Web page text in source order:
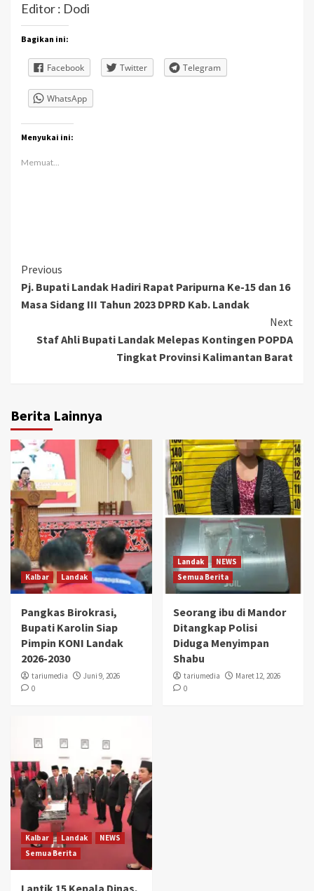
Editor : Dodi
Bagikan ini:
Facebook Twitter Telegram
WhatsApp
Menyukai ini:
Memuat...
Continue
Reading
Previous
Pj. Bupati Landak Hadiri Rapat Paripurna Ke-15 dan 16
Masa Sidang III Tahun 2023 DPRD Kab. Landak
Next
Staf Ahli Bupati Landak Melepas Kontingen POPDA
Tingkat Provinsi Kalimantan Barat
Berita Lainnya
Kalbar Landak
Pangkas Birokrasi,
Bupati Karolin Siap
Pimpin KONI Landak
2026-2030
tariumedia
Juni 9, 2026
0
Landak
NEWS
Semua Berita
Seorang ibu di Mandor
Ditangkap Polisi
Diduga Menyimpan
Shabu
tariumedia
Maret 12, 2026
0
Kalbar Landak
NEWS
Semua Berita
Lantik 15 Kepala Dinas,